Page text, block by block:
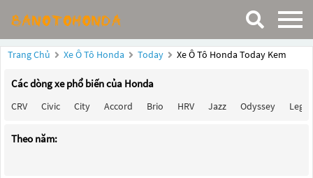
Trang Chủ Xe Ô Tô Honda Today Xe Ô Tô Honda Today Kem
Các dòng xe phổ biến của Honda
CRV Civic City Accord Brio HRV Jazz Odyssey
Theo năm: